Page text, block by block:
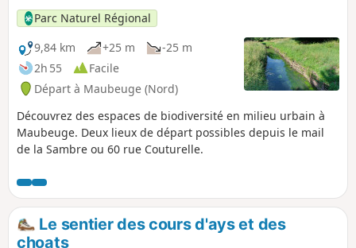
Parc Naturel Régional
9,84 km
+25 m
-25 m
2h 55
Facile
Départ à Maubeuge (Nord)
Découvrez des espaces de biodiversité en milieu urbain à
Maubeuge. Deux lieux de départ possibles depuis le mail
de la Sambre ou 60 rue Couturelle.
Le sentier des cours d'ays et des
choats